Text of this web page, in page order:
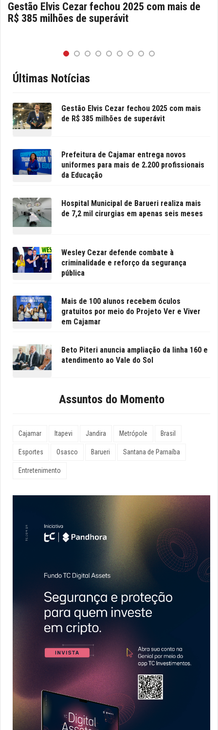
Gestão Elvis Cezar fechou 2025 com mais de
R$ 385 milhões de superávit
Últimas Notícias
Gestão Elvis Cezar fechou 2025 com mais
de R$ 385 milhões de superávit
Prefeitura de Cajamar entrega novos
uniformes para mais de 2.200 profissionais
da Educação
Hospital Municipal de Barueri realiza mais
de 7,2 mil cirurgias em apenas seis meses
Wesley Cezar defende combate à
criminalidade e reforço da segurança
pública
Mais de 100 alunos recebem óculos
gratuitos por meio do Projeto Ver e Viver
em Cajamar
Beto Piteri anuncia ampliação da linha 160 e
atendimento ao Vale do Sol
Assuntos do Momento
Cajamar Itapevi Jandira Metrópole Brasil
Esportes Osasco Barueri Santana de Parnaíba
Entretenimento